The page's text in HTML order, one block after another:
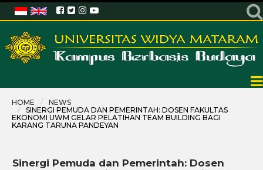
HOME
NEWS
SINERGI PEMUDA DAN PEMERINTAH: DOSEN FAKULTAS
EKONOMI UWM GELAR PELATIHAN TEAM BUILDING BAGI
KARANG TARUNA PANDEYAN
Sinergi Pemuda dan Pemerintah: Dosen